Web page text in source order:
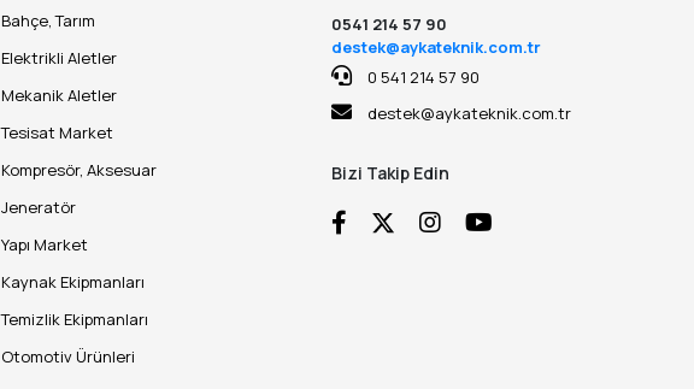
Bahçe, Tarım
Elektrikli Aletler
Mekanik Aletler
Tesisat Market
Kompresör, Aksesuar
Jeneratör
Yapı Market
Kaynak Ekipmanları
Temizlik Ekipmanları
Otomotiv Ürünleri
0541 214 57 90
destek@aykateknik.com.tr
0 541 214 57 90
destek@aykateknik.com.tr
Bizi Takip Edin